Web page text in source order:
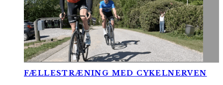
FÆLLESTRÆNING MED CYKELNERVEN